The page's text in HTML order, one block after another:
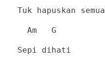
Tuk hapuskan semua
Am G
Sepi dihati